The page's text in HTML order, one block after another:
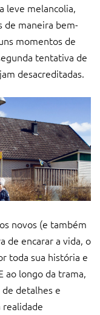
leve melancolia,
de maneira bem-
momentos de
tentativa de
desacreditadas.
novos (e também
de encarar a vida, o
toda sua história e
ao longo da trama,
detalhes e
realidade